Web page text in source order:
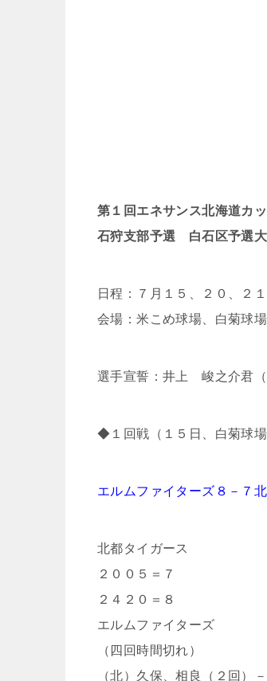
第１回エネサンス北海道カ
石狩支部予選 白石区予選
日程：７月１５、２０、２１
会場：米こめ球場、白菊球場
選手宣誓：井上 峻之介君（
◆１回戦（１５日、白菊球場
エルムファイターズ８－７
北都タイガース
２００５＝７
２４２０＝８
エルムファイターズ
（四回時間切れ）
（北）久保、相良（２回）